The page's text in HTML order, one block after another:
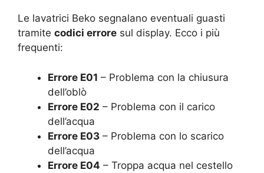
Le lavatrici Beko segnalano eventuali guasti
tramite codici errore sul display. Ecco i più
frequenti:
Errore E01 – Problema con la chiusura
dell’oblò
Errore E02 – Problema con il carico
dell’acqua
Errore E03 – Problema con lo scarico
dell’acqua
Errore E04 – Troppa acqua nel cestello